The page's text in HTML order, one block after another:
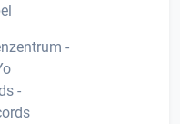
-
-